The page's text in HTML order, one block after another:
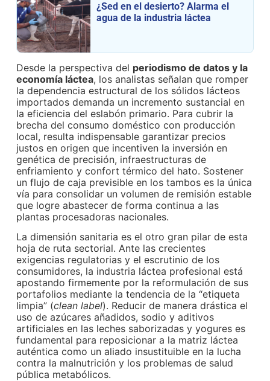
¿Sed en el desierto? Alarma el
agua de la industria láctea
Desde la perspectiva del periodismo de datos y la
economía láctea, los analistas señalan que romper
la dependencia estructural de los sólidos lácteos
importados demanda un incremento sustancial en
la eficiencia del eslabón primario. Para cubrir la
brecha del consumo doméstico con producción
local, resulta indispensable garantizar precios
justos en origen que incentiven la inversión en
genética de precisión, infraestructuras de
enfriamiento y confort térmico del hato. Sostener
un flujo de caja previsible en los tambos es la única
vía para consolidar un volumen de remisión estable
que logre abastecer de forma continua a las
plantas procesadoras nacionales.
La dimensión sanitaria es el otro gran pilar de esta
hoja de ruta sectorial. Ante las crecientes
exigencias regulatorias y el escrutinio de los
consumidores, la industria láctea profesional está
apostando firmemente por la reformulación de sus
portafolios mediante la tendencia de la “etiqueta
limpia” (clean label). Reducir de manera drástica el
uso de azúcares añadidos, sodio y aditivos
artificiales en las leches saborizadas y yogures es
fundamental para reposicionar a la matriz láctea
auténtica como un aliado insustituible en la lucha
contra la malnutrición y los problemas de salud
pública metabólicos.